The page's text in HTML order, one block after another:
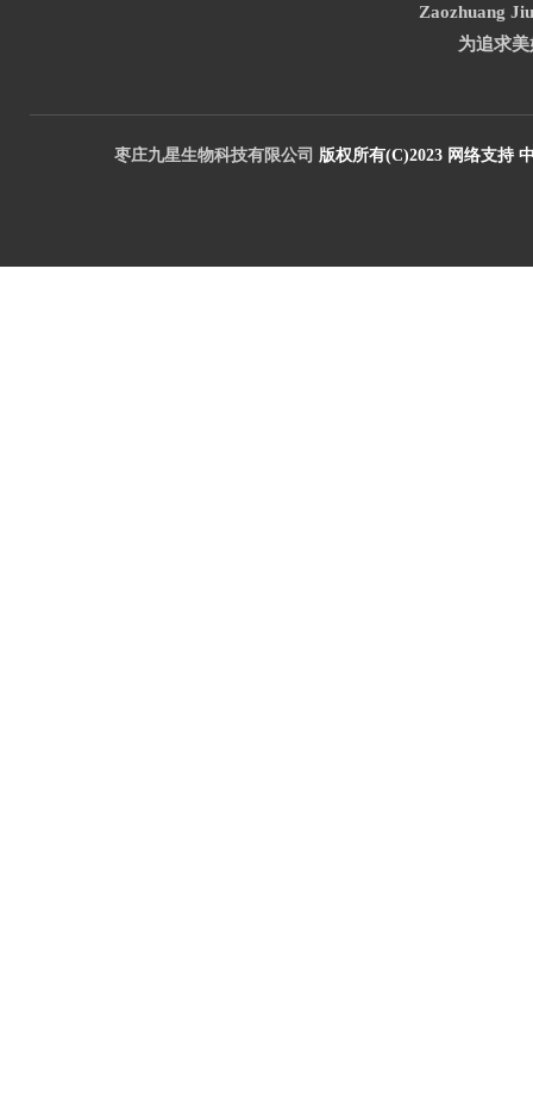
Zaozhuang
为追求
枣庄九星生物科技有限公司 版权所有(C)2023 网络支持